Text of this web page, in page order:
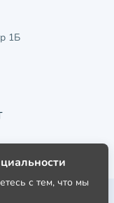
1Б
с тем, что мы